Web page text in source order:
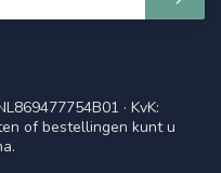
· KvK:
of bestellingen kunt u